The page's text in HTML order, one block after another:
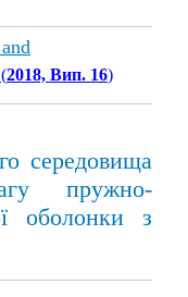
2018, Вип. 16)
середовища
пружно-
оболонки з